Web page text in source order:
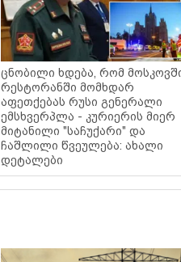
ცნობილი ხდება, რომ
რესტორანში მომხდარ
აფეთქებას რუსი გენერალი
ემსხვერპლა - კურიერის მიერ
მიტანილი "საჩუქარი" და
ჩაშლილი წვეულება: ახალი
დეტალები